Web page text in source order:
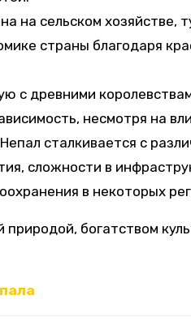
на сельском хозяйстве,
страны благодаря
с древними
несмотря на
сталкивается с
сложности в
в некоторых
богатством